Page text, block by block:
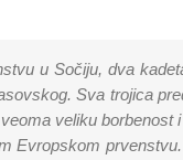
u Sočiju, dva
Sva trojica
veliku
Evropskom